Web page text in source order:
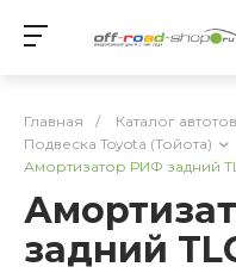
Главная / Каталог
Подвеска Toyota (Тойота)
Амортизатор РИФ задний
задний